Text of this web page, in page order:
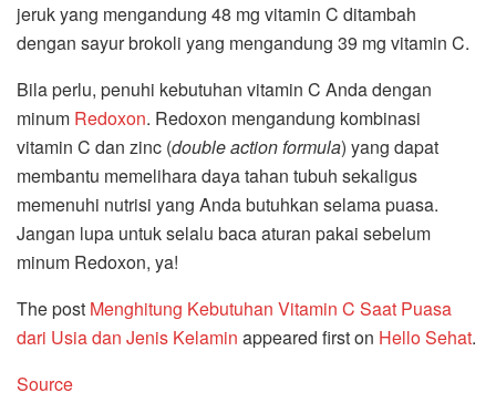
jeruk yang mengandung 48 mg vitamin C ditambah
dengan sayur brokoli yang mengandung 39 mg vitamin C.
Bila perlu, penuhi kebutuhan vitamin C Anda dengan
minum Redoxon. Redoxon mengandung kombinasi
vitamin C dan zinc (double action formula) yang dapat
membantu memelihara daya tahan tubuh sekaligus
memenuhi nutrisi yang Anda butuhkan selama puasa.
Jangan lupa untuk selalu baca aturan pakai sebelum
minum Redoxon, ya!
The post Menghitung Kebutuhan Vitamin C Saat Puasa
dari Usia dan Jenis Kelamin appeared first on Hello Sehat.
Source